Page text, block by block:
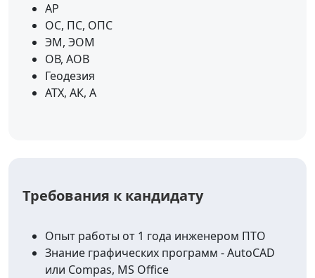
АР
ОС, ПС, ОПС
ЭМ, ЭОМ
ОВ, АОВ
Геодезия
АТХ, АК, А
Требования к кандидату
Опыт работы от 1 года инженером ПТО
Знание графических программ - AutoCAD
или Compas, MS Office